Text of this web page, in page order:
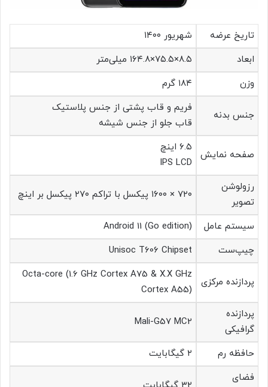
تاریخ عرضه
شهریور ۱۴۰۰
ابعاد
۸.۵×۷۵.۵×۱۶۴.۸ میلی‌متر
وزن
۱۸۴ گرم
جنس بدنه
فریم و قاب پشتی از جنس پلاستیک
قاب جلو از جنس شیشه
صفحه‌ نمایش
۶.۵ اینچ
IPS LCD
رزولوشن
تصویر
۷۲۰ × ۱۶۰۰ پیکسل با تراکم ۲۷۰ پیکسل بر اینچ
سیستم عامل
Android 11 (Go edition)
چیپ‌ست
Unisoc T606 Chipset
پردازنده مرکزی
Octa-core (1.6 GHz Cortex A75 & X.X GHz
Cortex A55)
پردازنده
گرافیکی
Mali-G57 MC2
حافظه رم
۲ گیگابایت
فضای